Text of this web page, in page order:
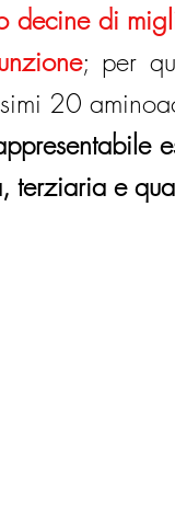
decine di
; per
20
terziaria e